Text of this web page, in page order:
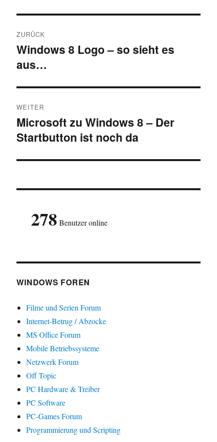
ZURÜCK
Vorheriger
Beitrag:
Windows 8 Logo – so sieht es
aus…
WEITER
Nächster
Beitrag:
Microsoft zu Windows 8 – Der
Startbutton ist noch da
278 Benutzer online
WINDOWS FOREN
Filme und Serien Forum
Internet-Betrug / Abzocke
MS Office Forum
Mobile Betriebssysteme
Netzwerk Forum
Off Topic
PC Hardware & Treiber
PC Software
PC-Games Forum
Programmierung und Scripting